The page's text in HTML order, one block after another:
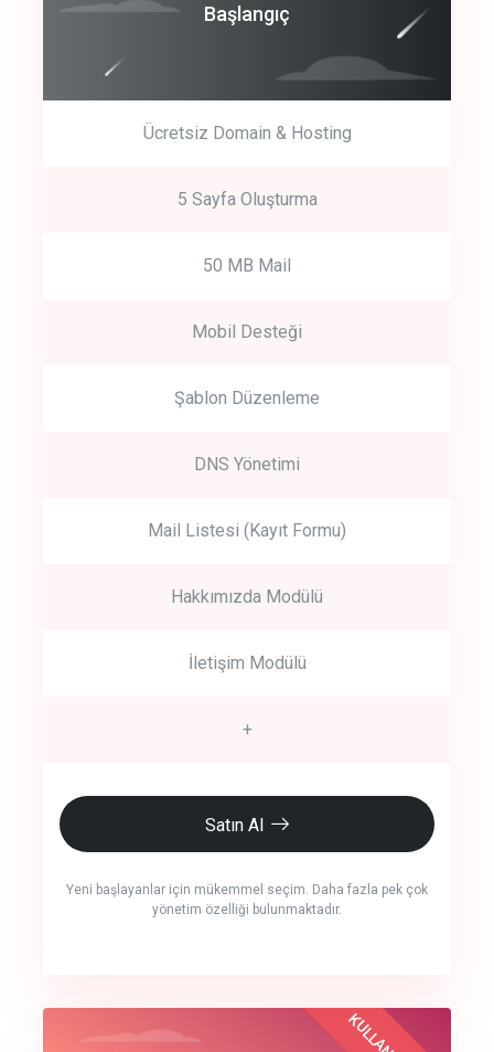
Başlangıç
Ücretsiz Domain & Hosting
5 Sayfa Oluşturma
50 MB Mail
Mobil Desteği
Şablon Düzenleme
DNS Yönetimi
Mail Listesi (Kayıt Formu)
Hakkımızda Modülü
İletişim Modülü
+
Satın Al
Yeni başlayanlar için mükemmel seçim. Daha fazla pek çok
yönetim özelliği bulunmaktadır.
crm auto cync